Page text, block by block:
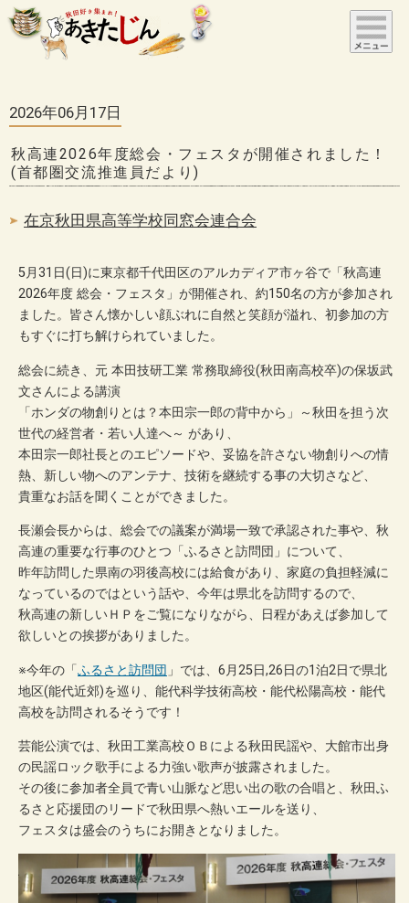
2026年06月17日
秋高連2026年度総会・フェスタが開催されました！
(首都圏交流推進員だより)
在京秋田県高等学校同窓会連合会
5月31日(日)に東京都千代田区のアルカディア市ヶ谷で「秋高連
2026年度 総会・フェスタ」が開催され、約150名の方が参加され
ました。皆さん懐かしい顔ぶれに自然と笑顔が溢れ、初参加の方
もすぐに打ち解けられていました。
総会に続き、元 本田技研工業 常務取締役(秋田南高校卒)の保坂武
文さんによる講演
「ホンダの物創りとは？本田宗一郎の背中から」～秋田を担う次
世代の経営者・若い人達へ～ があり、
本田宗一郎社長とのエピソードや、妥協を許さない物創りへの情
熱、新しい物へのアンテナ、技術を継続する事の大切さなど、
貴重なお話を聞くことができました。
長瀬会長からは、総会での議案が満場一致で承認された事や、秋
高連の重要な行事のひとつ「ふるさと訪問団」について、
昨年訪問した県南の羽後高校には給食があり、家庭の負担軽減に
なっているのではという話や、今年は県北を訪問するので、
秋高連の新しいＨＰをご覧になりながら、日程があえば参加して
欲しいとの挨拶がありました。
※今年の「ふるさと訪問団 」では、6月25日,26日の1泊2日で県北
地区(能代近郊)を巡り、能代科学技術高校・能代松陽高校・能代
高校を訪問されるそうです！
芸能公演では、秋田工業高校ＯＢによる秋田民謡や、大館市出身
の民謡ロック歌手による力強い歌声が披露されました。
その後に参加者全員で青い山脈など思い出の歌の合唱と、秋田ふ
るさと応援団のリードで秋田県へ熱いエールを送り、
フェスタは盛会のうちにお開きとなりました。